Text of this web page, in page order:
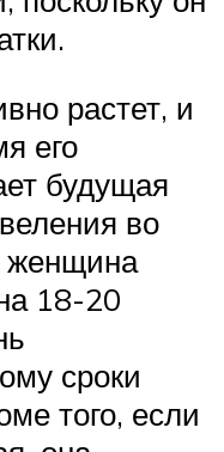
растет, и
его
будущая
во
женщина
18-20
сроки
того, если